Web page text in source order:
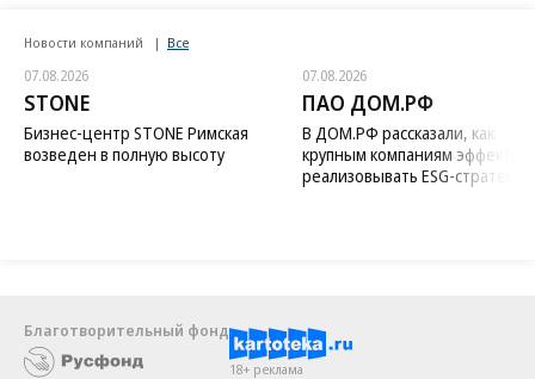
Новости компаний Все
07.08.2026
STONE
Бизнес-центр STONE Римская
возведен в полную высоту
07.08.2026
ПАО ДОМ.РФ
В ДОМ.РФ рассказали, как
крупным компаниям
реализовывать ESG-стратегию
Благотворительный фонд
18+ реклама